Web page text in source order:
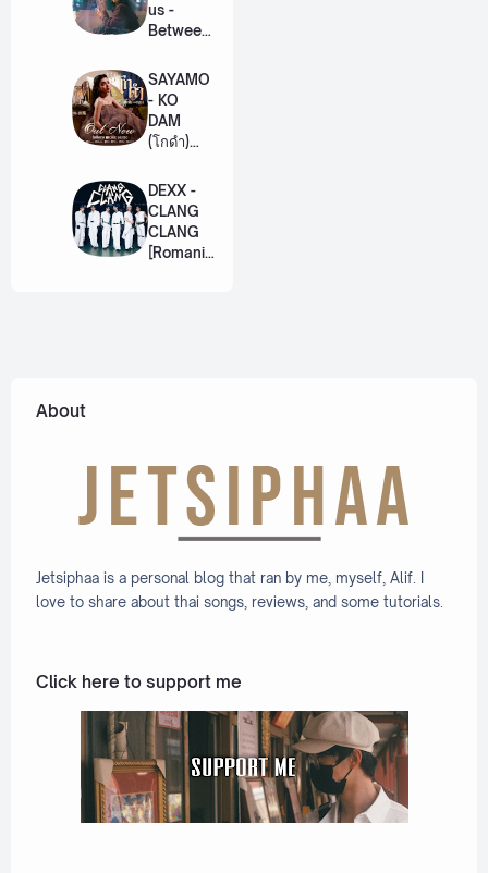
us -
Between
US The
Series
[Romaniz
ation
Lyric +
SAYAMO
- KO
DAM
(โกดำ)
Khemjira
The
Series
[Romaniz
ation
DEXX -
CLANG
CLANG
[Romaniz
About
Jetsiphaa is a personal blog that ran by me, myself, Alif. I
love to share about thai songs, reviews, and some tutorials.
Click here to support me